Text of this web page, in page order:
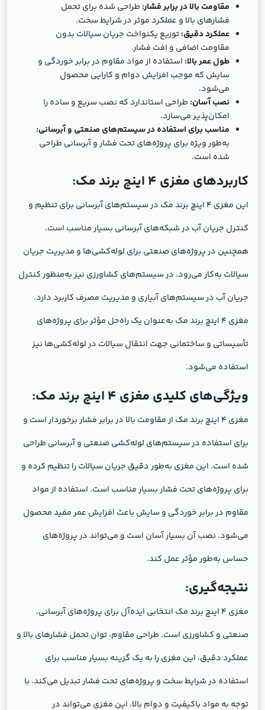
مقاومت بالا در برابر فشار: طراحی شده برای تحمل
فشارهای بالا و عملکرد موثر در شرایط سخت.
عملکرد دقیق:توزیع یکنواخت جریان سیالات بدون
مقاومت اضافی و افت فشار.
طول عمر بالا: استفاده از مواد مقاوم در برابر خوردگی و
سایش که موجب افزایش دوام و کارایی محصول
می‌شود.
نصب آسان: طراحی استاندارد که نصب سریع و ساده را
امکان‌پذیر می‌سازد.
مناسب برای استفاده در سیستم‌های صنعتی و آبرسانی:
به‌طور ویژه برای پروژه‌های تحت فشار و آبرسانی طراحی
شده است.
کاربردهای مغزی 4 اینچ برند مک:
این مغزی 4 اینچ برند مک در سیستم‌های آبرسانی برای تنظیم و
کنترل جریان آب در شبکه‌های آبرسانی بسیار مناسب است.
همچنین در پروژه‌های صنعتی برای لوله‌کشی‌ها و مدیریت جریان
سیالات به‌کار می‌رود. در سیستم‌های کشاورزی نیز به‌منظور کنترل
جریان آب در سیستم‌های آبیاری و مدیریت مصرف کاربرد دارد.
مغزی 4 اینچ برند مک به‌عنوان یک راه‌حل مؤثر برای پروژه‌های
تأسیساتی و ساختمانی جهت انتقال سیالات در لوله‌کشی‌ها نیز
استفاده می‌شود.
ویژگی‌های کلیدی مغزی 4 اینچ برند مک:
مغزی 4 اینچ برند مک از مقاومت بالا در برابر فشار برخوردار است و
برای استفاده در سیستم‌های لوله‌کشی صنعتی و آبرسانی طراحی
شده است. این مغزی به‌طور دقیق جریان سیالات را تنظیم کرده و
برای پروژه‌های تحت فشار بسیار مناسب است. استفاده از مواد
مقاوم در برابر خوردگی و سایش باعث افزایش عمر مفید محصول
می‌شود. نصب آن بسیار آسان است و می‌تواند در پروژه‌های
حساس به‌طور مؤثر عمل کند.
نتیجه‌گیری:
مغزی 4 اینچ برند مک انتخابی ایده‌آل برای پروژه‌های آبرسانی،
صنعتی و کشاورزی است. طراحی مقاوم، توان تحمل فشارهای بالا و
عملکرد دقیق، این مغزی را به یک گزینه بسیار مناسب برای
استفاده در شرایط سخت و پروژه‌های تحت فشار تبدیل می‌کند. با
توجه به مواد باکیفیت و دوام بالا، این مغزی می‌تواند در